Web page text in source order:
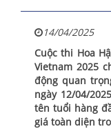
14/04/2025
Cuộc thi Hoa
Vietnam 2025
động quan
ngày 12/04/
tên tuổi hàng
giá toàn diện